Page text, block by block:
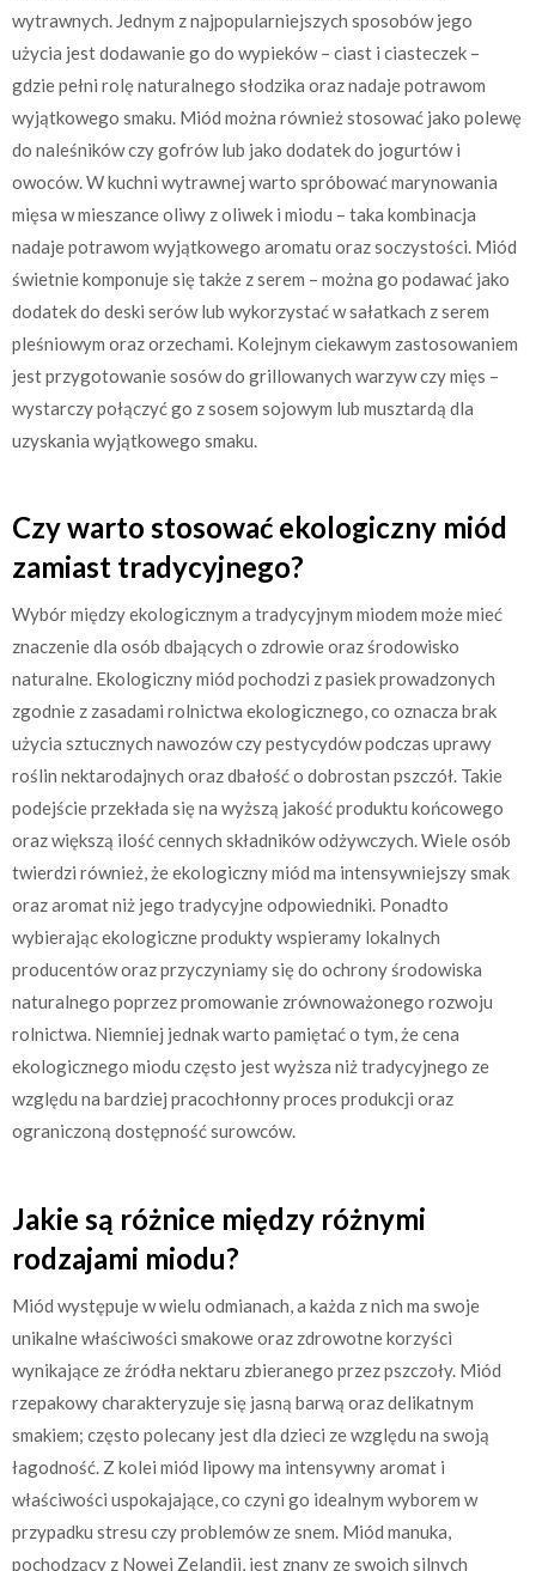
wytrawnych. Jednym z najpopularniejszych sposobów jego
użycia jest dodawanie go do wypieków – ciast i ciasteczek –
gdzie pełni rolę naturalnego słodzika oraz nadaje potrawom
wyjątkowego smaku. Miód można również stosować jako polewę
do naleśników czy gofrów lub jako dodatek do jogurtów i
owoców. W kuchni wytrawnej warto spróbować marynowania
mięsa w mieszance oliwy z oliwek i miodu – taka kombinacja
nadaje potrawom wyjątkowego aromatu oraz soczystości. Miód
świetnie komponuje się także z serem – można go podawać jako
dodatek do deski serów lub wykorzystać w sałatkach z serem
pleśniowym oraz orzechami. Kolejnym ciekawym zastosowaniem
jest przygotowanie sosów do grillowanych warzyw czy mięs –
wystarczy połączyć go z sosem sojowym lub musztardą dla
uzyskania wyjątkowego smaku.
Czy warto stosować ekologiczny miód
zamiast tradycyjnego?
Wybór między ekologicznym a tradycyjnym miodem może mieć
znaczenie dla osób dbających o zdrowie oraz środowisko
naturalne. Ekologiczny miód pochodzi z pasiek prowadzonych
zgodnie z zasadami rolnictwa ekologicznego, co oznacza brak
użycia sztucznych nawozów czy pestycydów podczas uprawy
roślin nektarodajnych oraz dbałość o dobrostan pszczół. Takie
podejście przekłada się na wyższą jakość produktu końcowego
oraz większą ilość cennych składników odżywczych. Wiele osób
twierdzi również, że ekologiczny miód ma intensywniejszy smak
oraz aromat niż jego tradycyjne odpowiedniki. Ponadto
wybierając ekologiczne produkty wspieramy lokalnych
producentów oraz przyczyniamy się do ochrony środowiska
naturalnego poprzez promowanie zrównoważonego rozwoju
rolnictwa. Niemniej jednak warto pamiętać o tym, że cena
ekologicznego miodu często jest wyższa niż tradycyjnego ze
względu na bardziej pracochłonny proces produkcji oraz
ograniczoną dostępność surowców.
Jakie są różnice między różnymi
rodzajami miodu?
Miód występuje w wielu odmianach, a każda z nich ma swoje
unikalne właściwości smakowe oraz zdrowotne korzyści
wynikające ze źródła nektaru zbieranego przez pszczoły. Miód
rzepakowy charakteryzuje się jasną barwą oraz delikatnym
smakiem; często polecany jest dla dzieci ze względu na swoją
łagodność. Z kolei miód lipowy ma intensywny aromat i
właściwości uspokajające, co czyni go idealnym wyborem w
przypadku stresu czy problemów ze snem. Miód manuka,
pochodzący z Nowej Zelandii, jest znany ze swoich silnych